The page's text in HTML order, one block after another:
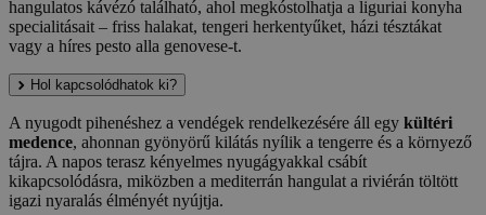
hangulatos kávézó található, ahol megkóstolhatja a liguriai konyha
specialitásait – friss halakat, tengeri herkentyűket, házi tésztákat
vagy a híres pesto alla genovese-t.
Hol kapcsolódhatok ki?
A nyugodt pihenéshez a vendégek rendelkezésére áll egy kültéri
medence, ahonnan gyönyörű kilátás nyílik a tengerre és a környező
tájra. A napos terasz kényelmes nyugágyakkal csábít
kikapcsolódásra, miközben a mediterrán hangulat a riviérán töltött
igazi nyaralás élményét nyújtja.